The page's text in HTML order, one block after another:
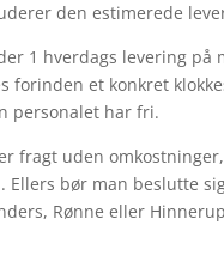
den estimerede
1 hverdags levering
forinden et konkret
personalet har fri.
fragt uden
Ellers bør man beslutte
Rønne eller